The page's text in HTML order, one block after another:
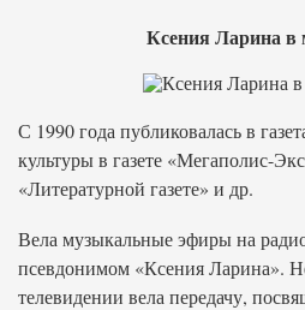
Ксения Ларина в
С 1990 года публиковалась в
культуры в газете «Мегаполис-
«Литературной газете» и др.
Вела музыкальные эфиры на
псевдонимом «Ксения Ларина».
телевидении вела передачу,